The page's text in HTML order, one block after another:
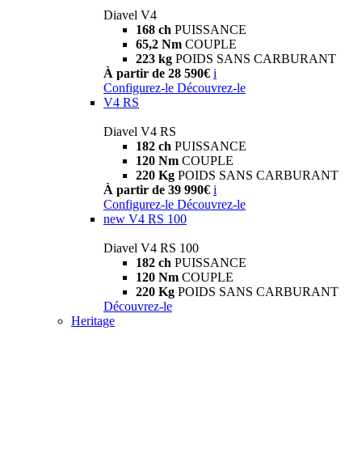
Diavel V4
168 ch PUISSANCE
65,2 Nm COUPLE
223 kg POIDS SANS CARBURANT
À partir de 28 590€ i
Configurez-le Découvrez-le
V4 RS
Diavel V4 RS
182 ch PUISSANCE
120 Nm COUPLE
220 Kg POIDS SANS CARBURANT
À partir de 39 990€ i
Configurez-le Découvrez-le
new V4 RS 100
Diavel V4 RS 100
182 ch PUISSANCE
120 Nm COUPLE
220 Kg POIDS SANS CARBURANT
Découvrez-le
Heritage